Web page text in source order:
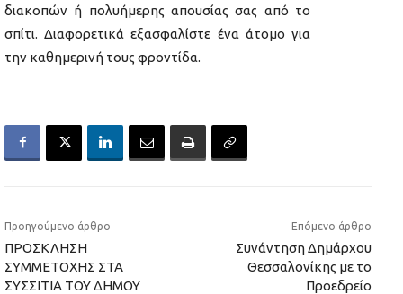
διακοπών ή πολυήμερης απουσίας σας από το
σπίτι. Διαφορετικά εξασφαλίστε ένα άτομο για
την καθημερινή τους φροντίδα.
Προηγούμενο άρθρο
ΠΡΟΣΚΛΗΣΗ
ΣΥΜΜΕΤΟΧΗΣ ΣΤΑ
ΣΥΣΣΙΤΙΑ ΤΟΥ ΔΗΜΟΥ
Επόμενο άρθρο
Συνάντηση Δημάρχου
Θεσσαλονίκης με το
Προεδρείο